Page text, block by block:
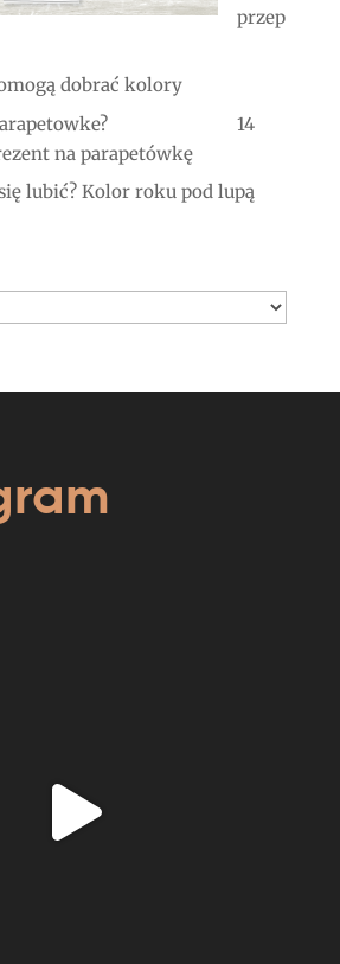
przep
dobrać kolory
14
na parapetówkę
lubić? Kolor roku pod lupą